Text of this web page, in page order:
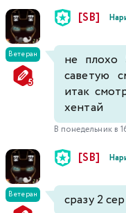
Ветеран
[SB]
не плохо
саветую
итак
хентай
В понедельник в
Ветеран
[SB]
сразу 2